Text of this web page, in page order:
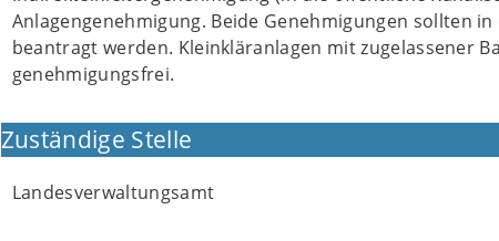
Anlagengenehmigung. Beide Genehmigungen sollten
beantragt werden. Kleinkläranlagen mit zugelassener
genehmigungsfrei.
Zuständige Stelle
Landesverwaltungsamt